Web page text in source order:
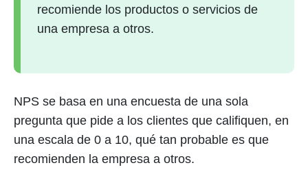
recomiende los productos o servicios de
una empresa a otros.
NPS se basa en una encuesta de una sola
pregunta que pide a los clientes que califiquen, en
una escala de 0 a 10, qué tan probable es que
recomienden la empresa a otros.